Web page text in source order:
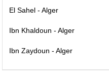
El Sahel - Alger
Ibn Khaldoun - Alger
Ibn Zaydoun - Alger